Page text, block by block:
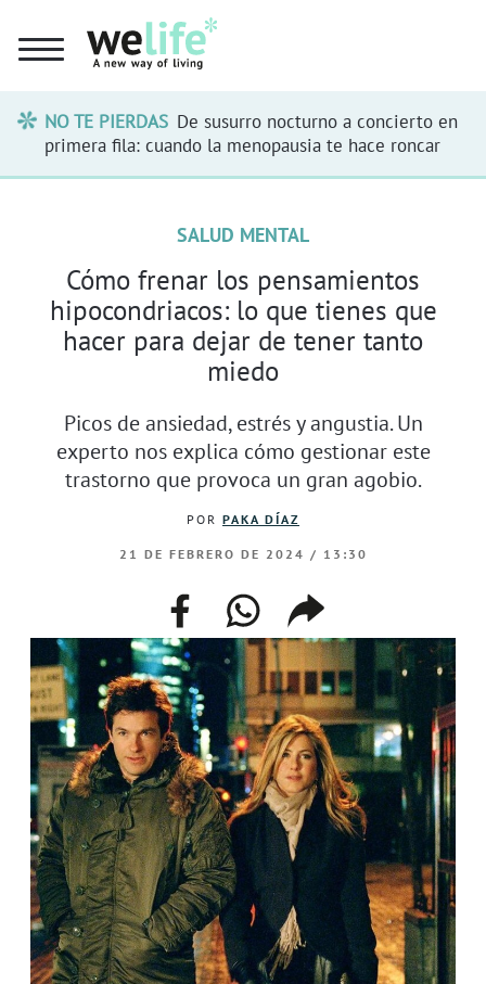
NO TE PIERDAS De susurro nocturno a concierto en
primera fila: cuando la menopausia te hace roncar
SALUD MENTAL
Cómo frenar los pensamientos
hipocondriacos: lo que tienes que
hacer para dejar de tener tanto
miedo
Picos de ansiedad, estrés y angustia. Un
experto nos explica cómo gestionar este
trastorno que provoca un gran agobio.
POR PAKA DÍAZ
21 DE FEBRERO DE 2024 / 13:30
facebookwhatsappcompartir
enlace